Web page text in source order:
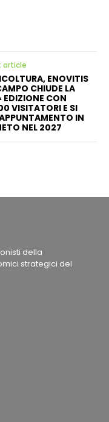
article
ENOVITIS
CHIUDE LA
CON
VISITATORI E SI
IN
NEL 2027
della
strategici del